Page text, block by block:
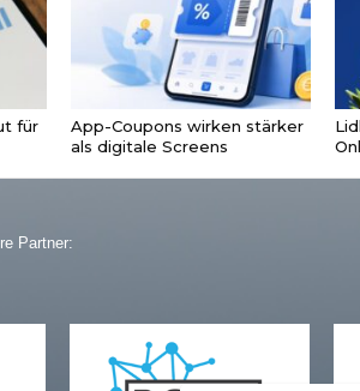
für
App-Coupons wirken stärker
als digitale Screens
Partner: